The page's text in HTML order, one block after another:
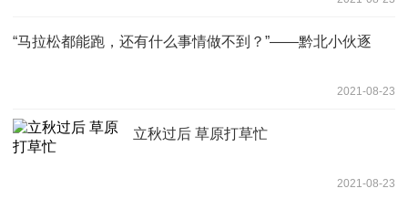
“马拉松都能跑，还有什么事情做不到？”——黔北小伙逐
2021-08-23
立秋过后 草原打草忙
2021-08-23